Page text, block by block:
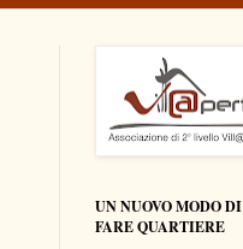
UN NUOVO MODO DI
FARE QUARTIERE